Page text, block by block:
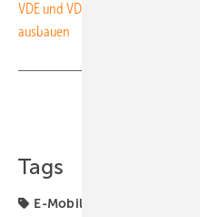
VDE und VDI: Wasserstoff- und
ausbauen
Tags
E-Mobilität